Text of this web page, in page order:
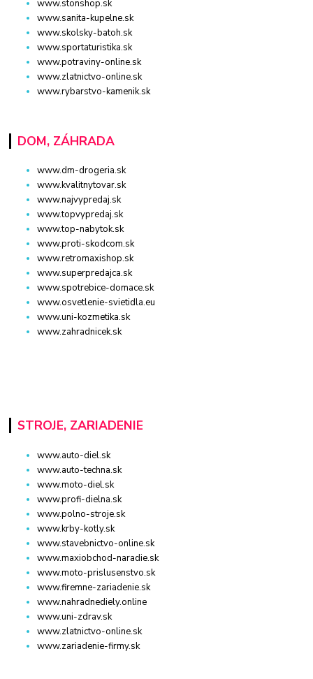
www.stonshop.sk
www.sanita-kupelne.sk
www.skolsky-batoh.sk
www.sportaturistika.sk
www.potraviny-online.sk
www.zlatnictvo-online.sk
www.rybarstvo-kamenik.sk
DOM, ZÁHRADA
www.dm-drogeria.sk
www.kvalitnytovar.sk
www.najvypredaj.sk
www.topvypredaj.sk
www.top-nabytok.sk
www.proti-skodcom.sk
www.retromaxishop.sk
www.superpredajca.sk
www.spotrebice-domace.sk
www.osvetlenie-svietidla.eu
www.uni-kozmetika.sk
www.zahradnicek.sk
STROJE, ZARIADENIE
www.auto-diel.sk
www.auto-techna.sk
www.moto-diel.sk
www.profi-dielna.sk
www.polno-stroje.sk
www.krby-kotly.sk
www.stavebnictvo-online.sk
www.maxiobchod-naradie.sk
www.moto-prislusenstvo.sk
www.firemne-zariadenie.sk
www.nahradnediely.online
www.uni-zdrav.sk
www.zlatnictvo-online.sk
www.zariadenie-firmy.sk